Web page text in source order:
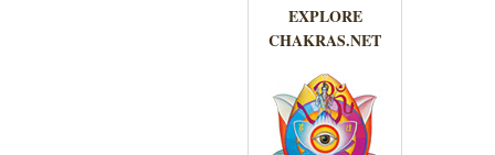
EXPLORE
CHAKRAS.NET